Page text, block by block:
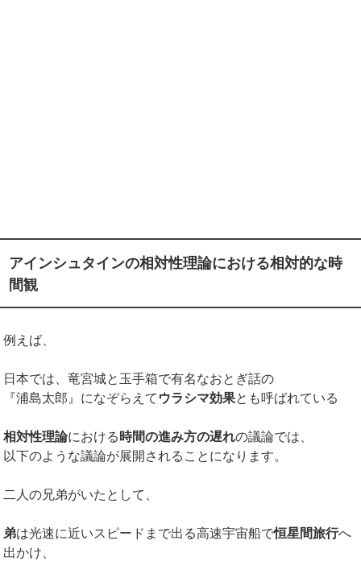
アインシュタインの相対性理論における相対的な時
間観
例えば、
日本では、竜宮城と玉手箱で有名なおとぎ話の
『浦島太郎』になぞらえて ウラシマ効果とも呼ばれている
相対性理論における 時間の進み方の遅れの議論では、
以下のような議論が展開されることになります。
二人の兄弟がいたとして、
弟は光速に近いスピードまで出る高速宇宙船で恒星間旅行へ
出かけ、